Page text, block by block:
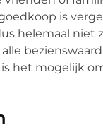
is
helemaal niet
het mogelijk